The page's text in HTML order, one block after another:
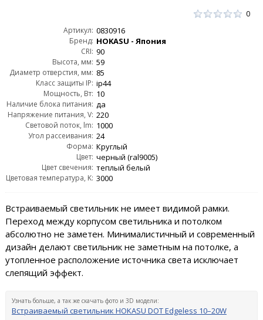
0
Артикул: 0830916
Бренд: HOKASU - Япония
CRI: 90
Высота, мм: 59
Диаметр отверстия, мм: 85
Класс защиты IP: ip44
Мощность, Вт: 10
Наличие блока питания: да
Напряжение питания, V: 220
Световой поток, lm: 1000
Угол рассеивания: 24
Форма: Круглый
Цвет: черный (ral9005)
Цвет свечения: теплый белый
Цветовая температура, K: 3000
Встраиваемый светильник не имеет видимой рамки.
Переход между корпусом светильника и потолком
абсолютно не заметен. Минималистичный и современный
дизайн делают светильник не заметным на потолке, а
утопленное расположение источника света исключает
слепящий эффект.
Узнать больше, а так же скачать фото и 3D модели:
Встраиваемый светильник HOKASU DOT Edgeless 10–20W